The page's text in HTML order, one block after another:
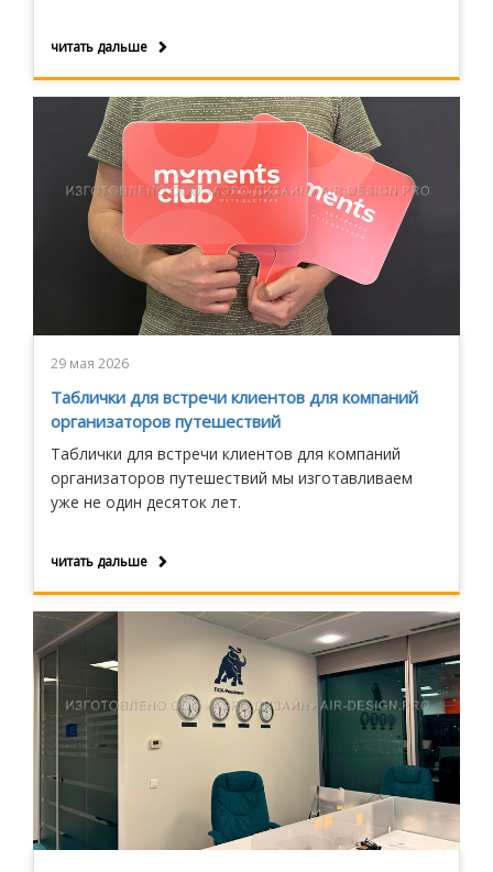
читать дальше
29 мая 2026
Таблички для встречи клиентов для компаний
организаторов путешествий
Таблички для встречи клиентов для компаний
организаторов путешествий мы изготавливаем
уже не один десяток лет.
читать дальше